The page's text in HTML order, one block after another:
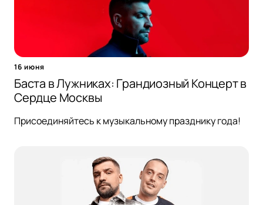
16 июня
Баста в Лужниках: Грандиозный Концерт в
Сердце Москвы
Присоединяйтесь к музыкальному празднику года!